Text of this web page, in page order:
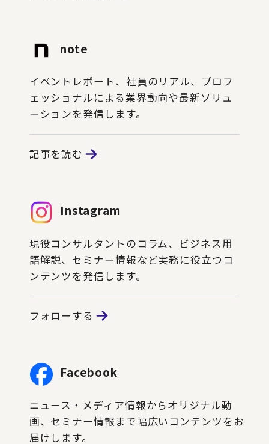
note
イベントレポート、社員のリアル、プロフ
ェッショナルによる業界動向や最新ソリュ
ーションを発信します。
記事を読む
Instagram
現役コンサルタントのコラム、ビジネス用
語解説、セミナー情報など実務に役立つコ
ンテンツを発信します。
フォローする
Facebook
ニュース・メディア情報からオリジナル動
画、セミナー情報まで幅広いコンテンツをお
届けします。